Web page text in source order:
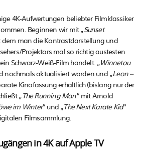
4K-Aufwertungen beliebter Filmklassiker
Beginnen wir mit „Sunset
dem man die Kontrastdarstellung und
Projektors mal so richtig austesten
Schwarz-Weiß-Film handelt. „Winnetou
nochmals aktualisiert worden und „Leon –
Kinofassung erhältlich (bislang nur der
„The Running Man“ mit Arnold
im Winter“ und „The Next Karate Kid“
Filmsammlung.
in 4K auf Apple TV